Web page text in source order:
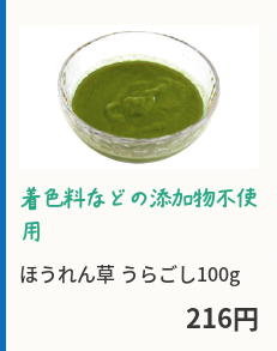
ほうれん草 うらごし100g
着色料などの添加物不使
用
216円